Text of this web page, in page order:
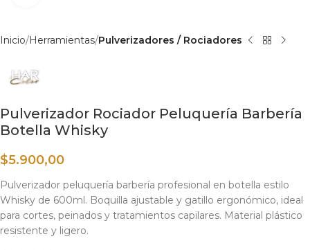
Inicio Herramientas Pulverizadores / Rociadores
Pulverizador Rociador Peluquería Barbería
Botella Whisky
$5.900,00
Pulverizador peluquería barbería profesional en botella estilo
Whisky de 600ml. Boquilla ajustable y gatillo ergonómico, ideal
para cortes, peinados y tratamientos capilares. Material plástico
resistente y ligero.